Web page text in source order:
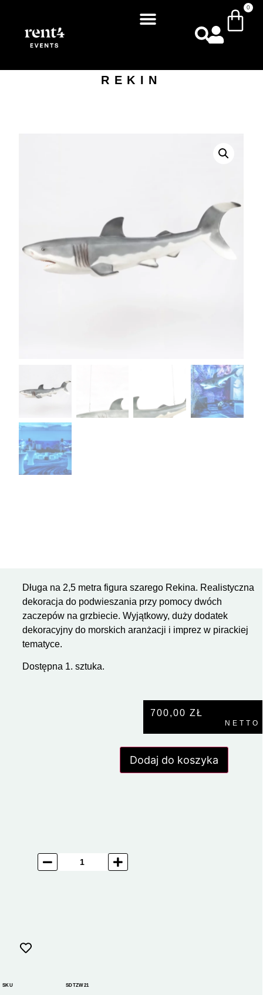
0
REKIN
Długa na 2,5 metra figura szarego Rekina. Realistyczna
dekoracja do podwieszania przy pomocy dwóch
zaczepów na grzbiecie. Wyjątkowy, duży dodatek
dekoracyjny do morskich aranżacji i imprez w pirackiej
tematyce.
Dostępna 1. sztuka.
700,00 ZŁ
NETTO
Dodaj do koszyka
SKU SDTZW21